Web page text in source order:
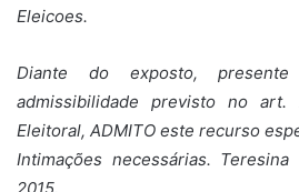
Eleicoes.
Diante do exposto,
admissibilidade previsto no
Eleitoral, ADMITO este recurso
Intimações necessárias.